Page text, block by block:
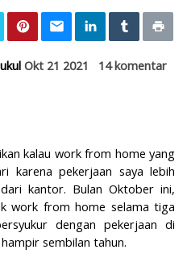
Okt 21 2021 14 komentar
kalau work from home yang
karena pekerjaan saya lebih
kantor. Bulan Oktober ini,
work from home selama tiga
dengan pekerjaan di
sembilan tahun.